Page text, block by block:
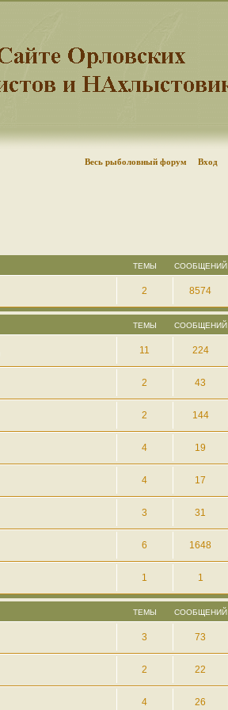
Весь рыболовный форум Вход
ТЕМЫ СООБЩЕНИЙ
2 8574
ТЕМЫ СООБЩЕНИЙ
11 224
2 43
2 144
4 19
4 17
3 31
6 1648
1 1
ТЕМЫ СООБЩЕНИЙ
3 73
2 22
4 26